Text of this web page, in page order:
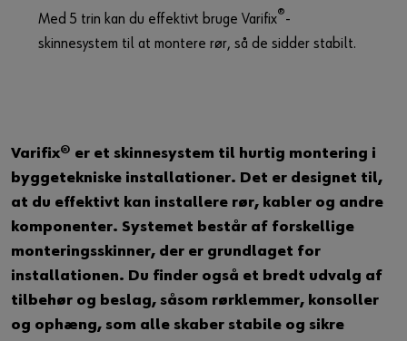
Guide til selvvalgt brugernavn
eller
shoppen.
Kun salg til erhvervskunder
Bliv kunde / Opret online bruger
Med 5 trin kan du effektivt bruge Varifix®-
skinnesystem til at montere rør, så de sidder stabilt.
Varifix® er et skinnesystem til hurtig montering i
byggetekniske installationer. Det er designet til,
at du effektivt kan installere rør, kabler og andre
komponenter. Systemet består af forskellige
monteringsskinner, der er grundlaget for
installationen. Du finder også et bredt udvalg af
tilbehør og beslag, såsom rørklemmer, konsoller
og ophæng, som alle skaber stabile og sikre